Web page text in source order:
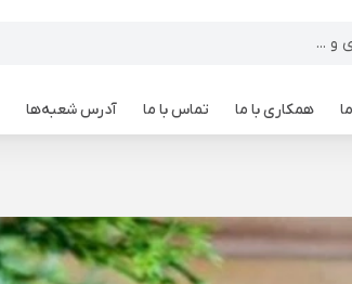
همکاری با ما تماس با ما آدرس شعبه‌ها